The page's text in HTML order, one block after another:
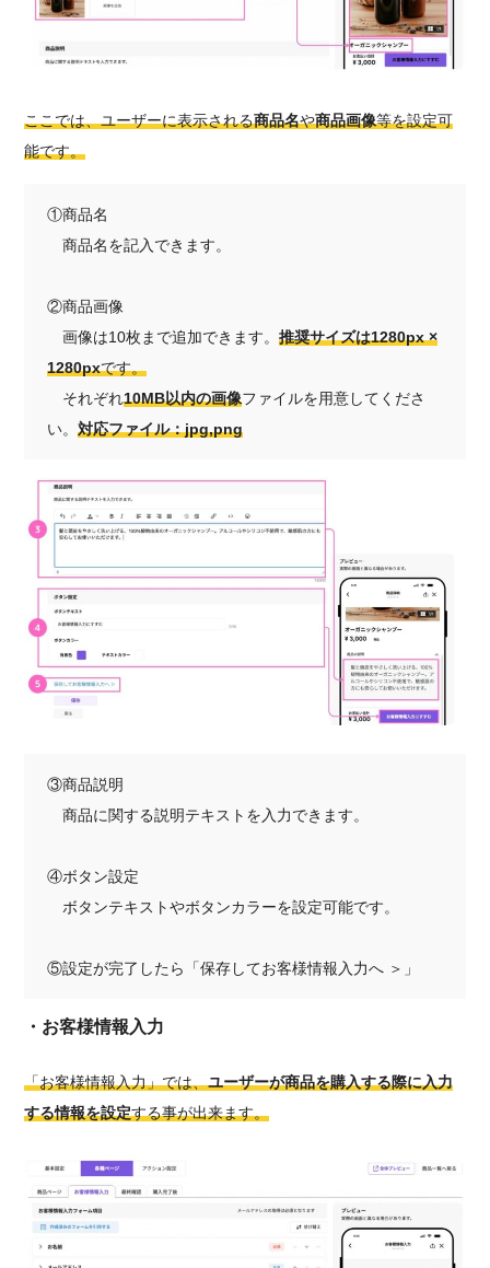
ここでは、ユーザーに表示される商品名や商品画像等を設定可
能です。
①商品名
商品名を記入できます。
②商品画像
画像は10枚まで追加できます。推奨サイズは1280px ×
1280pxです。
それぞれ10MB以内の画像ファイルを用意してくださ
い。対応ファイル：jpg,png
③商品説明
商品に関する説明テキストを入力できます。
④ボタン設定
ボタンテキストやボタンカラーを設定可能です。
⑤設定が完了したら「保存してお客様情報入力へ ＞」
・お客様情報入力
「お客様情報入力」では、ユーザーが商品を購入する際に入力
する情報を設定する事が出来ます。